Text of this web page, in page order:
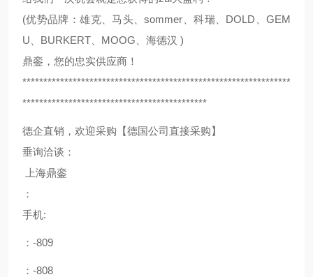
(优势品牌：雄克、马头、sommer、科瑞、DOLD、GEM
U、BURKERT、MOOG、海德汉 )
鼎銮，您的忠实供应商！
****************************************************************
********************************************
德企直销，欢迎采购【德国公司直接采购】
垂询洽谈：
上海鼎銮
：
手机:
：-809
：-808